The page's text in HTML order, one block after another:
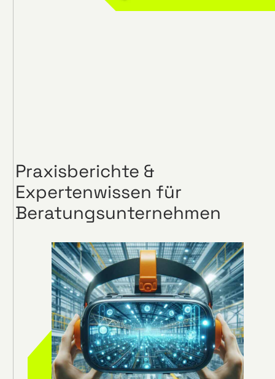
Praxisberichte &
Expertenwissen für
Beratungsunternehmen